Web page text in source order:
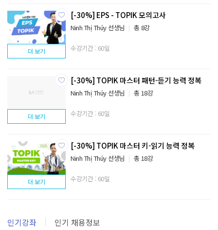
[-30%] EPS - TOPIK 모의고사
Ninh Thị Thúy 선생님 총 8강
수강기간 : 60일
더 보기
[-30%] TOPIK 마스터 패턴-듣기 능력 정복
Ninh Thị Thúy 선생님 총 18강
수강기간 : 60일
더 보기
[-30%] TOPIK 마스터 키-읽기 능력 정복
Ninh Thị Thúy 선생님 총 18강
수강기간 : 60일
더 보기
인기강좌 인기 채용정보